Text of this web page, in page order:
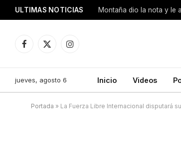
ULTIMAS NOTICIAS Montaña dio la nota y le
Facebook
X
Instagram
jueves, agosto 6 Inicio Videos
Portada » La Fuerza Libre Internacional disputará